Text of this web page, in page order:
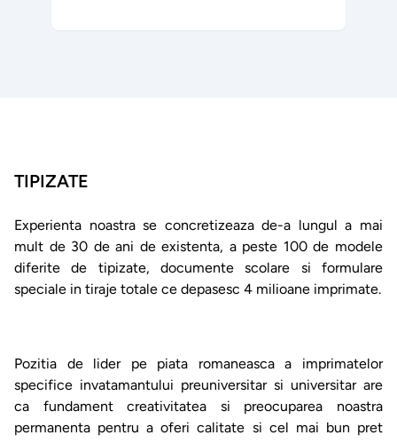
TIPIZATE
Experienta noastra se concretizeaza de-a lungul a mai
mult de 30 de ani de existenta, a peste 100 de modele
diferite de tipizate, documente scolare si formulare
speciale in tiraje totale ce depasesc 4 milioane imprimate.
Pozitia de lider pe piata romaneasca a imprimatelor
specifice invatamantului preuniversitar si universitar are
ca fundament creativitatea si preocuparea noastra
permanenta pentru a oferi calitate si cel mai bun pret